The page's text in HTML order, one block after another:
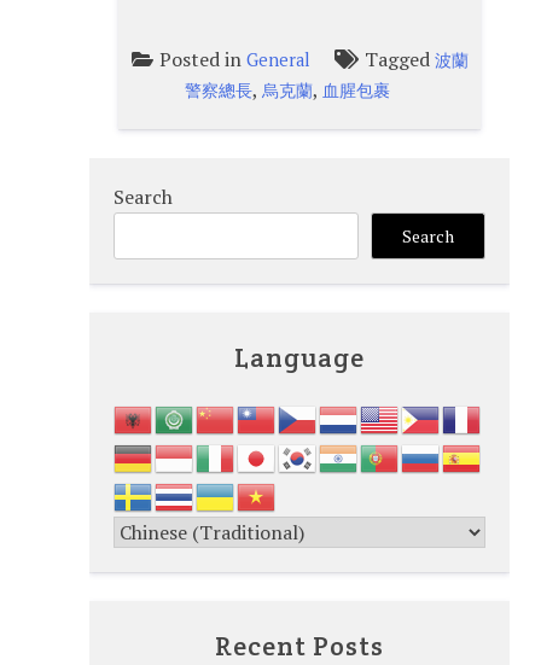
Posted in General Tagged 波蘭
警察總長,烏克蘭, 血腥包裹
Search
Search
Language
Recent Posts